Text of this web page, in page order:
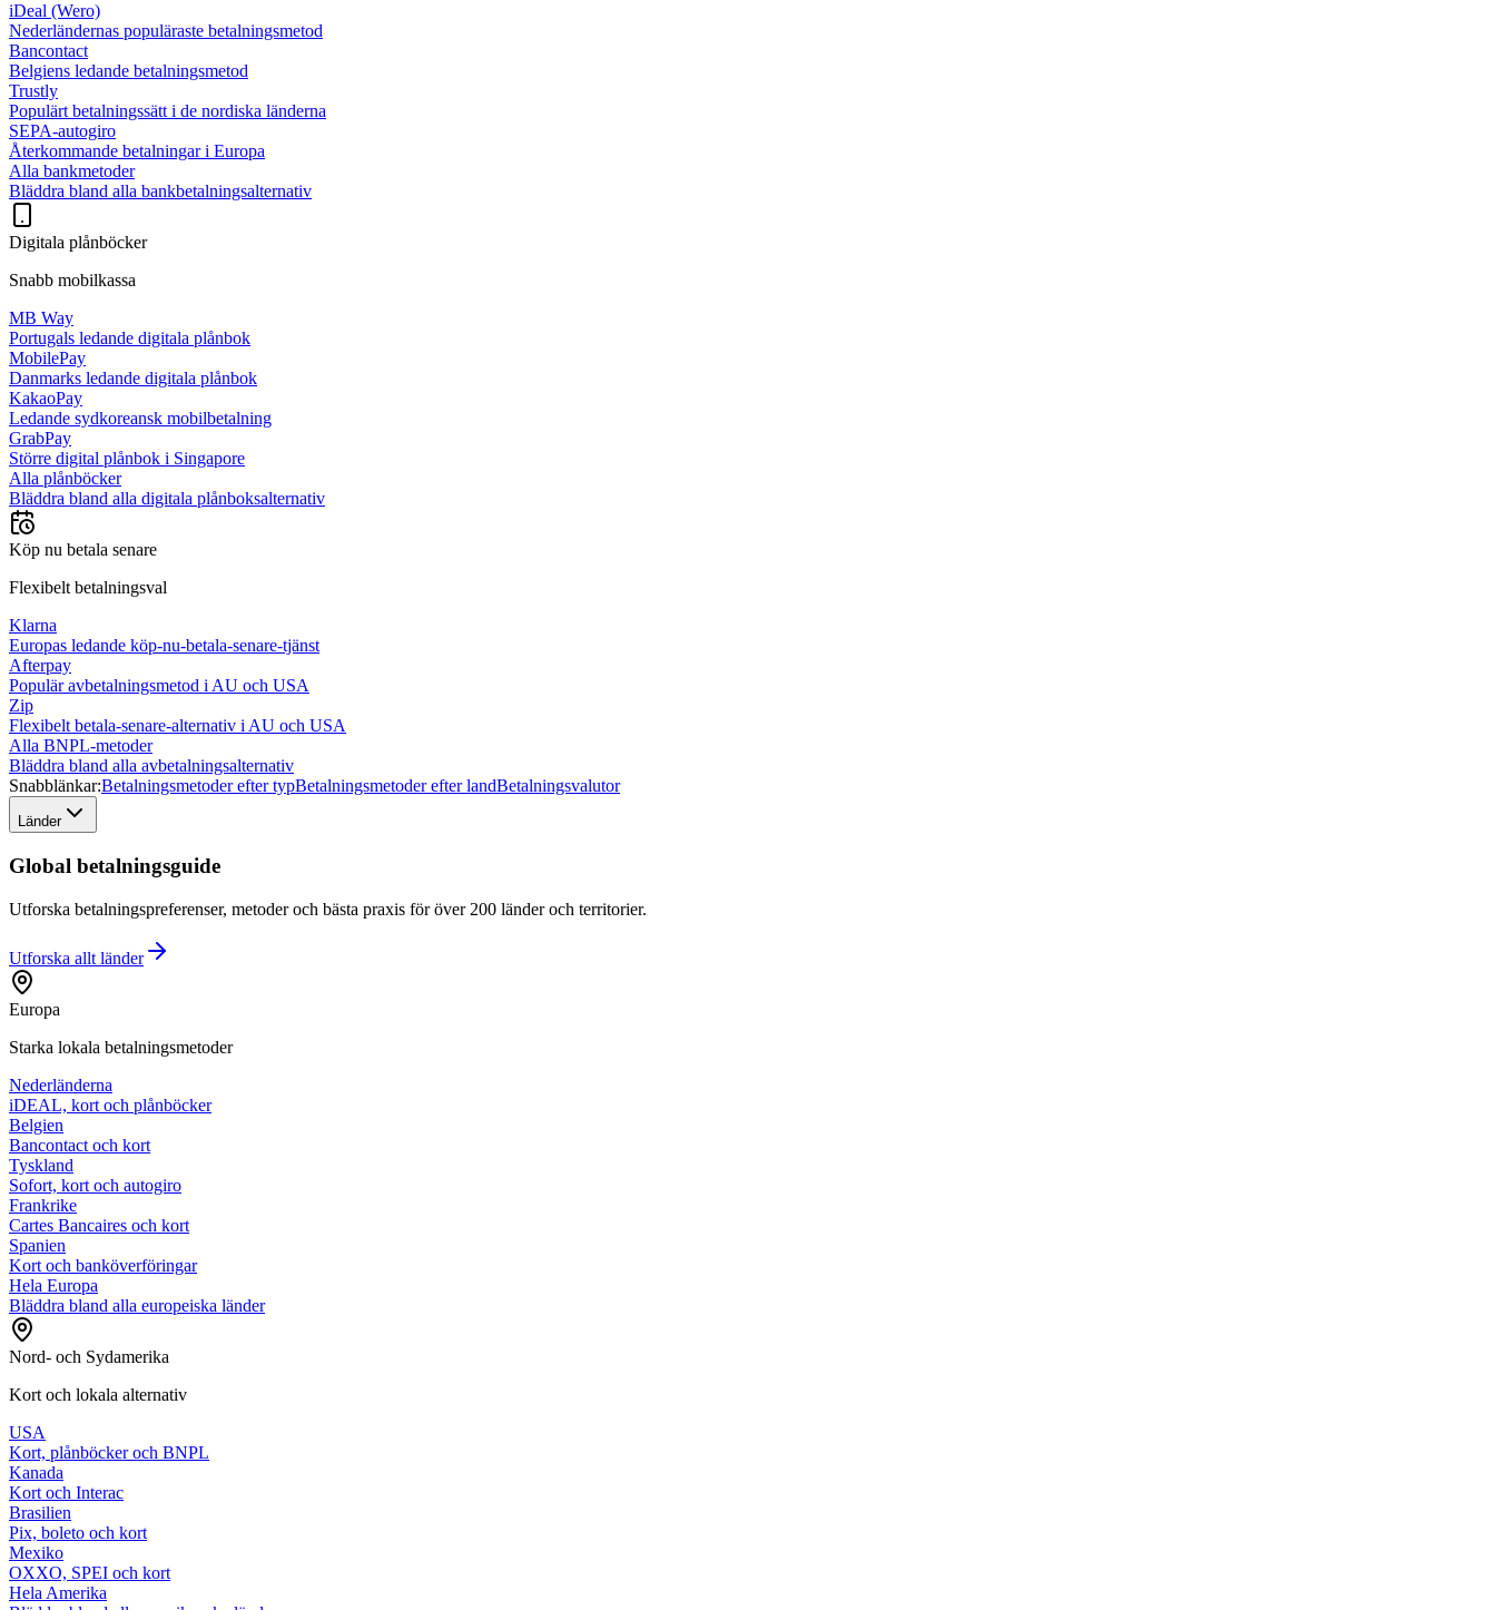
iDeal (Wero)
Nederländernas populäraste betalningsmetod
Bancontact
Belgiens ledande betalningsmetod
Trustly
Populärt betalningssätt i de nordiska länderna
SEPA-autogiro
Återkommande betalningar i Europa
Alla bankmetoder
Bläddra bland alla bankbetalningsalternativ
Digitala plånböcker
Snabb mobilkassa
MB Way
Portugals ledande digitala plånbok
MobilePay
Danmarks ledande digitala plånbok
KakaoPay
Ledande sydkoreansk mobilbetalning
GrabPay
Större digital plånbok i Singapore
Alla plånböcker
Bläddra bland alla digitala plånboksalternativ
Köp nu betala senare
Flexibelt betalningsval
Klarna
Europas ledande köp-nu-betala-senare-tjänst
Afterpay
Populär avbetalningsmetod i AU och USA
Zip
Flexibelt betala-senare-alternativ i AU och USA
Alla BNPL-metoder
Bläddra bland alla avbetalningsalternativ
Snabblänkar:Betalningsmetoder efter typBetalningsmetoder efter landBetalningsvalutor
Länder
Global betalningsguide
Utforska betalningspreferenser, metoder och bästa praxis för över 200 länder och territorier.
Utforska allt länder
Europa
Starka lokala betalningsmetoder
Nederländerna
iDEAL, kort och plånböcker
Belgien
Bancontact och kort
Tyskland
Sofort, kort och autogiro
Frankrike
Cartes Bancaires och kort
Spanien
Kort och banköverföringar
Hela Europa
Bläddra bland alla europeiska länder
Nord- och Sydamerika
Kort och lokala alternativ
USA
Kort, plånböcker och BNPL
Kanada
Kort och Interac
Brasilien
Pix, boleto och kort
Mexiko
OXXO, SPEI och kort
Hela Amerika